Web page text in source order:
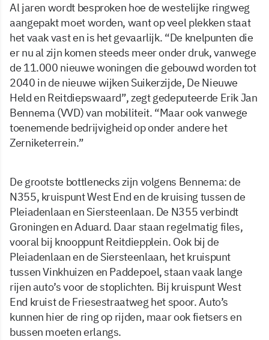
Al jaren wordt besproken hoe de westelijke ringweg
aangepakt moet worden, want op veel plekken staat
het vaak vast en is het gevaarlijk. “De knelpunten die
er nu al zijn komen steeds meer onder druk, vanwege
de 11.000 nieuwe woningen die gebouwd worden tot
2040 in de nieuwe wijken Suikerzijde, De Nieuwe
Held en Reitdiepswaard”, zegt gedeputeerde Erik Jan
Bennema (VVD) van mobiliteit. “Maar ook vanwege
toenemende bedrijvigheid op onder andere het
Zerniketerrein.”
De grootste bottlenecks zijn volgens Bennema: de
N355, kruispunt West End en de kruising tussen de
Pleiadenlaan en Siersteenlaan. De N355 verbindt
Groningen en Aduard. Daar staan regelmatig files,
vooral bij knooppunt Reitdiepplein. Ook bij de
Pleiadenlaan en de Siersteenlaan, het kruispunt
tussen Vinkhuizen en Paddepoel, staan vaak lange
rijen auto’s voor de stoplichten. Bij kruispunt West
End kruist de Friesestraatweg het spoor. Auto’s
kunnen hier de ring op rijden, maar ook fietsers en
bussen moeten erlangs.